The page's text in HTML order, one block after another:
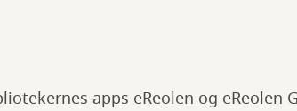
apps eReolen og eReolen